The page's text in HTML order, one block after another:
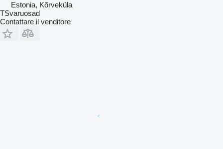
Estonia, Kõrveküla
TSvaruosad
Contattare il venditore